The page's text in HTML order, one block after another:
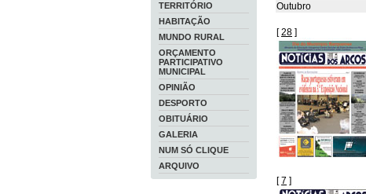
TERRITÓRIO
HABITAÇÃO
MUNDO RURAL
ORÇAMENTO
PARTICIPATIVO
MUNICIPAL
OPINIÃO
DESPORTO
OBITUÁRIO
GALERIA
NUM SÓ CLIQUE
ARQUIVO
Outubro
[28 ]
[7 ]